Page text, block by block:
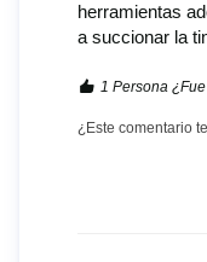
herramientas
a succionar la
1 Persona
¿Este comentario